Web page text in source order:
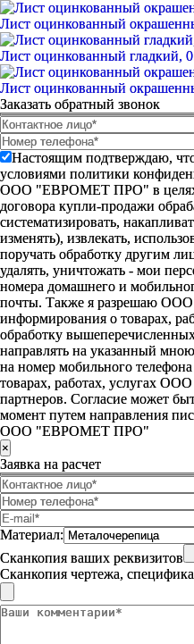
Лист оцинкованный
Лист оцинкованный гладкий,
Лист оцинкованный
Заказать обратный звонок
Настоящим подтверждаю,
условиями политики
ООО "ЕВРОМЕТ ПРО" в целях
договора купли-продажи
систематизировать,
изменять), извлекать,
поручать обработку другим
удалять, уничтожать - мои
номера домашнего и
почты. Также я разрешаю
информирования о товарах,
обработку
направлять на указанный
на номер мобильного
товарах, работах, услугах
партнеров. Согласие может
момент путем направления
ООО "ЕВРОМЕТ ПРО"
×
Заявка на расчет
Материал:
Сканкопия ваших реквизитов
Сканкопия чертежа,